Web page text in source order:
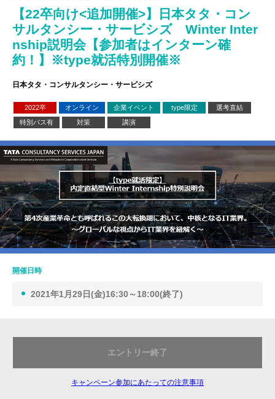
【22卒向け<追加開催>】日本タタ・コン
サルタンシー・サービシズ Winter Inter
nship説明会【参加者はインターン確
約！】※type就活特別開催※
日本タタ・コンサルタンシー・サービシズ
2022卒 オンライン 企業イベント type限定
選考直結
特別パス有
対策 講演
開催日時
2021年1月29日(金)16:30～18:00(終了)
エントリー終了
キャンペーン参加にあたっての注意事項